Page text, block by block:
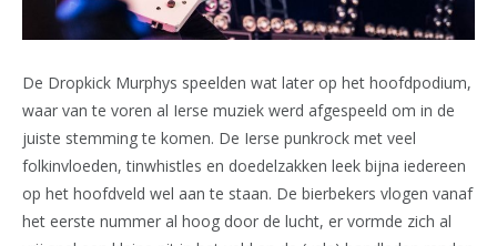
De Dropkick Murphys speelden wat later op het hoofdpodium,
waar van te voren al Ierse muziek werd afgespeeld om in de
juiste stemming te komen. De Ierse punkrock met veel
folkinvloeden, tinwhistles en doedelzakken leek bijna iedereen
op het hoofdveld wel aan te staan. De bierbekers vlogen vanaf
het eerste nummer al hoog door de lucht, er vormde zich al